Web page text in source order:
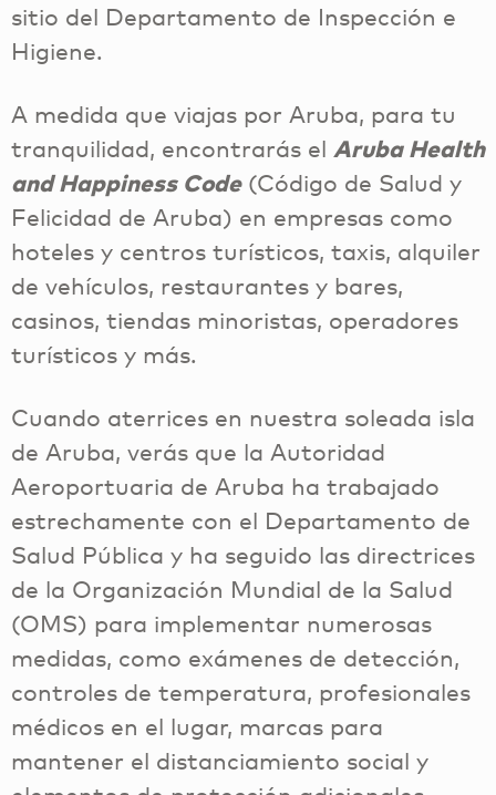
sitio del Departamento de Inspección e
Higiene.
A medida que viajas por Aruba, para tu
tranquilidad, encontrarás el Aruba Health
and Happiness Code(Código de Salud y
Felicidad de Aruba) en empresas como
hoteles y centros turísticos, taxis, alquiler
de vehículos, restaurantes y bares,
casinos, tiendas minoristas, operadores
turísticos y más.
Cuando aterrices en nuestra soleada isla
de Aruba, verás que la Autoridad
Aeroportuaria de Aruba ha trabajado
estrechamente con el Departamento de
Salud Pública y ha seguido las directrices
de la Organización Mundial de la Salud
(OMS) para implementar numerosas
medidas, como exámenes de detección,
controles de temperatura, profesionales
médicos en el lugar, marcas para
mantener el distanciamiento social y